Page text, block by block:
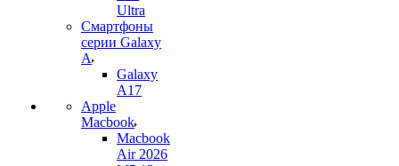
Ultra
Смартфоны
серии Galaxy
A
Galaxy
A17
Apple
Macbook
Macbook
Air 2026